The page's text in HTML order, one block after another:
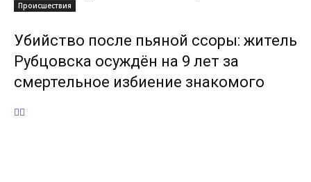
Происшествия
Убийство после пьяной ссоры: житель
Рубцовска осуждён на 9 лет за
смертельное избиение знакомого